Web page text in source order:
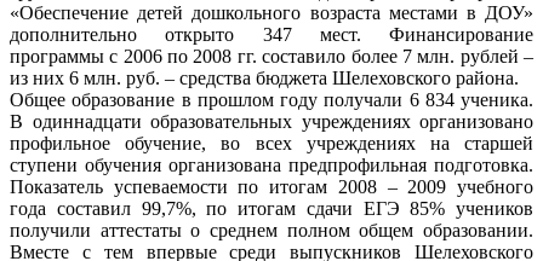
«Обеспечение детей дошкольного возраста местами в ДОУ»
дополнительно открыто 347 мест. Финансирование
программы с 2006 по 2008 гг. составило более 7 млн. рублей –
из них 6 млн. руб. – средства бюджета Шелеховского района.
Общее образование в прошлом году получали 6 834 ученика.
В одиннадцати образовательных учреждениях организовано
профильное обучение, во всех учреждениях на старшей
ступени обучения организована предпрофильная подготовка.
Показатель успеваемости по итогам 2008 – 2009 учебного
года составил 99,7%, по итогам сдачи ЕГЭ 85% учеников
получили аттестаты о среднем полном общем образовании.
Вместе с тем впервые среди выпускников Шелеховского